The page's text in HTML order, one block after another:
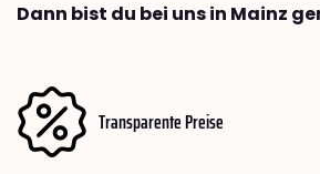
Dann bist du bei uns in Mainz
Transparente Preise